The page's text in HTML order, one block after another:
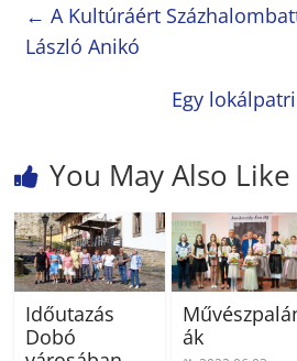
← A Kultúráért
László Anikó
Egy
You May Also Like
Időutazás
Dobó
ák